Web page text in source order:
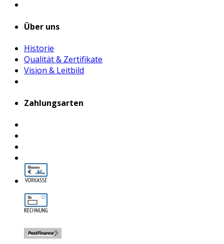
Über uns
Historie
Qualität & Zertifikate
Vision & Leitbild
Zahlungsarten